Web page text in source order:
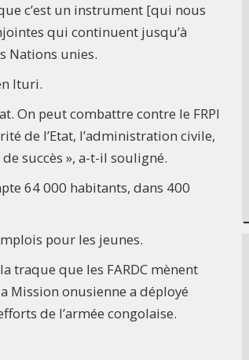
c’est un instrument [qui nous
qui continuent jusqu’à
Nations unies.
Ituri.
On peut combattre contre le FRPI
de l’Etat, l’administration civile,
succès », a-t-il souligné.
64 000 habitants, dans 400
pour les jeunes.
traque que les FARDC mènent
Mission onusienne a déployé
de l’armée congolaise.